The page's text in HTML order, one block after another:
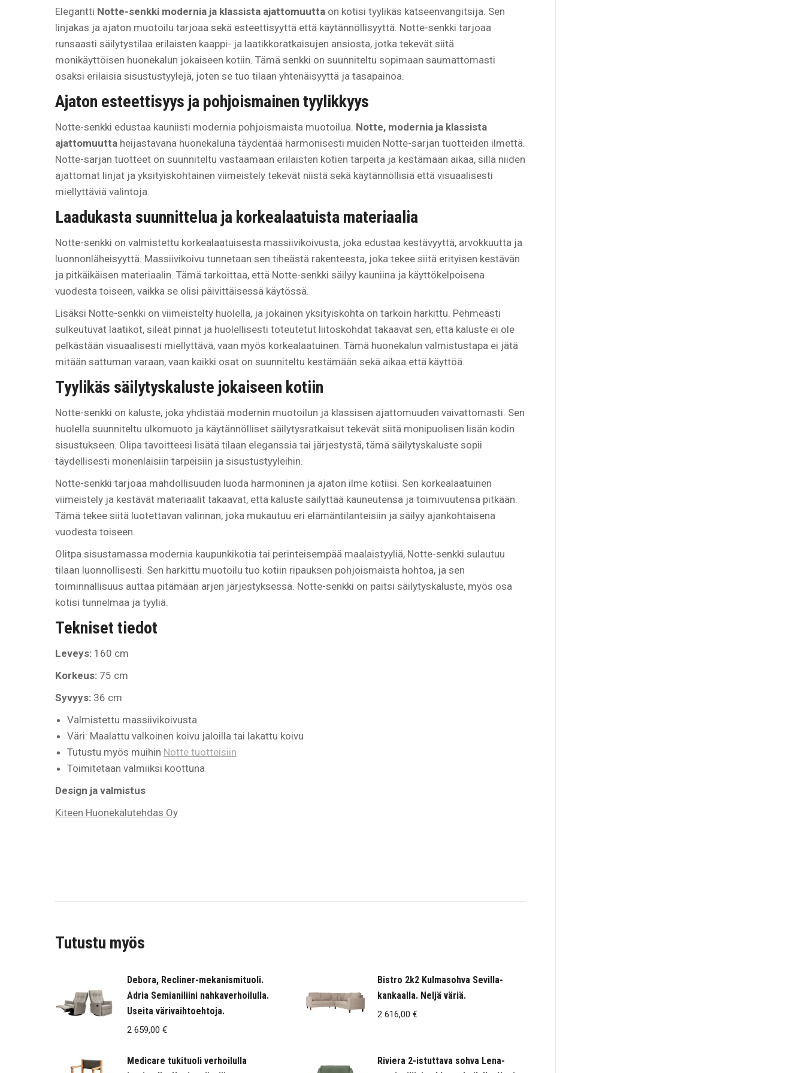
Elegantti Notte-senkki modernia ja klassista ajattomuutta on kotisi tyylikäs katseenvangitsija. Sen
linjakas ja ajaton muotoilu tarjoaa sekä esteettisyyttä että käytännöllisyyttä. Notte-senkki tarjoaa
runsaasti säilytystilaa erilaisten kaappi- ja laatikkoratkaisujen ansiosta, jotka tekevät siitä
monikäyttöisen huonekalun jokaiseen kotiin. Tämä senkki on suunniteltu sopimaan saumattomasti
osaksi erilaisia sisustustyylejä, joten se tuo tilaan yhtenäisyyttä ja tasapainoa.
Ajaton esteettisyys ja pohjoismainen tyylikkyys
Notte-senkki edustaa kauniisti modernia pohjoismaista muotoilua. Notte, modernia ja klassista
ajattomuutta heijastavana huonekaluna täydentää harmonisesti muiden Notte-sarjan tuotteiden ilmettä.
Notte-sarjan tuotteet on suunniteltu vastaamaan erilaisten kotien tarpeita ja kestämään aikaa, sillä niiden
ajattomat linjat ja yksityiskohtainen viimeistely tekevät niistä sekä käytännöllisiä että visuaalisesti
miellyttäviä valintoja.
Laadukasta suunnittelua ja korkealaatuista materiaalia
Notte-senkki on valmistettu korkealaatuisesta massiivikoivusta, joka edustaa kestävyyttä, arvokkuutta ja
luonnonläheisyyttä. Massiivikoivu tunnetaan sen tiheästä rakenteesta, joka tekee siitä erityisen kestävän
ja pitkäikäisen materiaalin. Tämä tarkoittaa, että Notte-senkki säilyy kauniina ja käyttökelpoisena
vuodesta toiseen, vaikka se olisi päivittäisessä käytössä.
Lisäksi Notte-senkki on viimeistelty huolella, ja jokainen yksityiskohta on tarkoin harkittu. Pehmeästi
sulkeutuvat laatikot, sileät pinnat ja huolellisesti toteutetut liitoskohdat takaavat sen, että kaluste ei ole
pelkästään visuaalisesti miellyttävä, vaan myös korkealaatuinen. Tämä huonekalun valmistustapa ei jätä
mitään sattuman varaan, vaan kaikki osat on suunniteltu kestämään sekä aikaa että käyttöä.
Tyylikäs säilytyskaluste jokaiseen kotiin
Notte-senkki on kaluste, joka yhdistää modernin muotoilun ja klassisen ajattomuuden vaivattomasti. Sen
huolella suunniteltu ulkomuoto ja käytännölliset säilytysratkaisut tekevät siitä monipuolisen lisän kodin
sisustukseen. Olipa tavoitteesi lisätä tilaan eleganssia tai järjestystä, tämä säilytyskaluste sopii
täydellisesti monenlaisiin tarpeisiin ja sisustustyyleihin.
Notte-senkki tarjoaa mahdollisuuden luoda harmoninen ja ajaton ilme kotiisi. Sen korkealaatuinen
viimeistely ja kestävät materiaalit takaavat, että kaluste säilyttää kauneutensa ja toimivuutensa pitkään.
Tämä tekee siitä luotettavan valinnan, joka mukautuu eri elämäntilanteisiin ja säilyy ajankohtaisena
vuodesta toiseen.
Olitpa sisustamassa modernia kaupunkikotia tai perinteisempää maalaistyyliä, Notte-senkki sulautuu
tilaan luonnollisesti. Sen harkittu muotoilu tuo kotiin ripauksen pohjoismaista hohtoa, ja sen
toiminnallisuus auttaa pitämään arjen järjestyksessä. Notte-senkki on paitsi säilytyskaluste, myös osa
kotisi tunnelmaa ja tyyliä.
Tekniset tiedot
Leveys: 160 cm
Korkeus: 75 cm
Syvyys: 36 cm
Valmistettu massiivikoivusta
Väri: Maalattu valkoinen koivu jaloilla tai lakattu koivu
Tutustu myös muihin Notte tuotteisiin
Toimitetaan valmiiksi koottuna
Design ja valmistus
Kiteen Huonekalutehdas Oy
Tutustu myös
Debora, Recliner-mekanismituoli.
Adria Semianiliini nahkaverhoilulla.
Useita värivaihtoehtoja.
2 659,00 €
Bistro 2k2 Kulmasohva Sevilla-
kankaalla. Neljä väriä.
2 616,00 €
Medicare tukituoli verhoilulla
Riviera 2-istuttava sohva Lena-